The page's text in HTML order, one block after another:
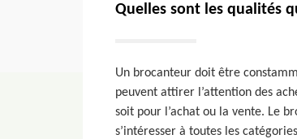
Quelles sont les qualités
Un brocanteur doit être
peuvent attirer l’attention des
soit pour l’achat ou la vente. Le
s’intéresser à toutes les